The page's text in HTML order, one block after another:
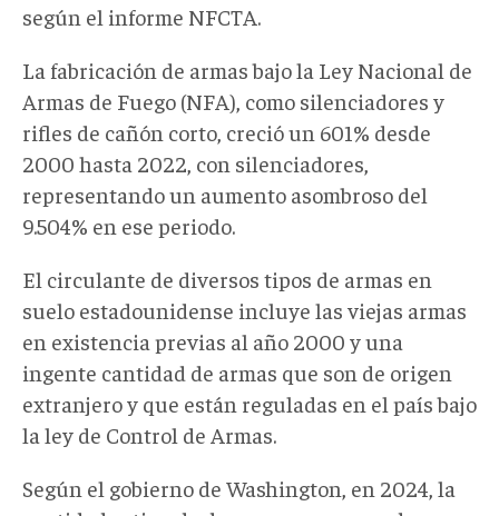
según el informe NFCTA.
La fabricación de armas bajo la Ley Nacional de
Armas de Fuego (NFA), como silenciadores y
rifles de cañón corto, creció un 601% desde
2000 hasta 2022, con silenciadores,
representando un aumento asombroso del
9.504% en ese periodo.
El circulante de diversos tipos de armas en
suelo estadounidense incluye las viejas armas
en existencia previas al año 2000 y una
ingente cantidad de armas que son de origen
extranjero y que están reguladas en el país bajo
la ley de Control de Armas.
Según el gobierno de Washington, en 2024, la